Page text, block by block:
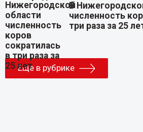
В
численность
три раза за 25
Еще в рубрике